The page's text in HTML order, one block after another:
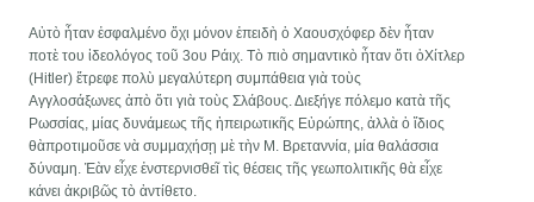
Αὐτὸ ἦταν ἐσφαλμένο ὄχι μόνον ἐπειδὴ ὁ Χαουσχόφερ δὲν ἦταν
ποτὲ του ἰδεολόγος τοῦ 3ου Ράιχ. Τὸ πιὸ σημαντικὸ ἦταν ὅτι ὁΧίτλερ
(Hitler) ἔτρεφε πολὺ μεγαλύτερη συμπάθεια γιὰ τοὺς
Αγγλοσάξωνες ἀπὸ ὅτι γιὰ τοὺς Σλάβους. Διεξήγε πόλεμο κατὰ τῆς
Ρωσσίας, μίας δυνάμεως τῆς ἠπειρωτικῆς Εὐρώπης, ἀλλὰ ὁ ἴδιος
θὰπροτιμοῦσε νὰ συμμαχήσῃ μὲ τὴν Μ. Βρεταννία, μία θαλάσσια
δύναμη. Ἐὰν εἶχε ἐνστερνισθεῖ τὶς θέσεις τῆς γεωπολιτικῆς θὰ εἶχε
κάνει ἀκριβῶς τὸ ἀντίθετο.